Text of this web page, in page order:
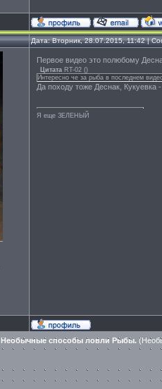
Дата: Вторник, 28.07.2015, 11:42 |
Первое видео это полюбому
Цитата RT-02 ()
Интересно че за рыба в последнем
Да походу тоже Деснак, Кукуевка
Я еще ЗЕЛЕНЫЙ
Необычные способы ловли Рыбы.